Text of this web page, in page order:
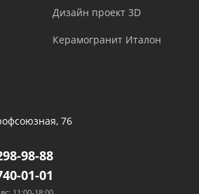
Дизайн проект 3D
Керамогранит Италон
76
98-88
01-01